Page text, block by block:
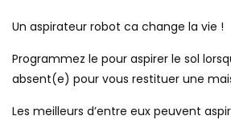
Un aspirateur robot ca change la vie !
Programmez le pour aspirer le sol
absent(e) pour vous restituer une
Les meilleurs d’entre eux peuvent